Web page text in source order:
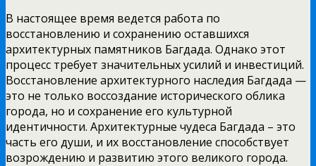
В настоящее время ведется работа по
восстановлению и сохранению оставшихся
архитектурных памятников Багдада. Однако этот
процесс требует значительных усилий и инвестиций.
Восстановление архитектурного наследия Багдада —
это не только воссоздание исторического облика
города, но и сохранение его культурной
идентичности. Архитектурные чудеса Багдада – это
часть его души, и их восстановление способствует
возрождению и развитию этого великого города.